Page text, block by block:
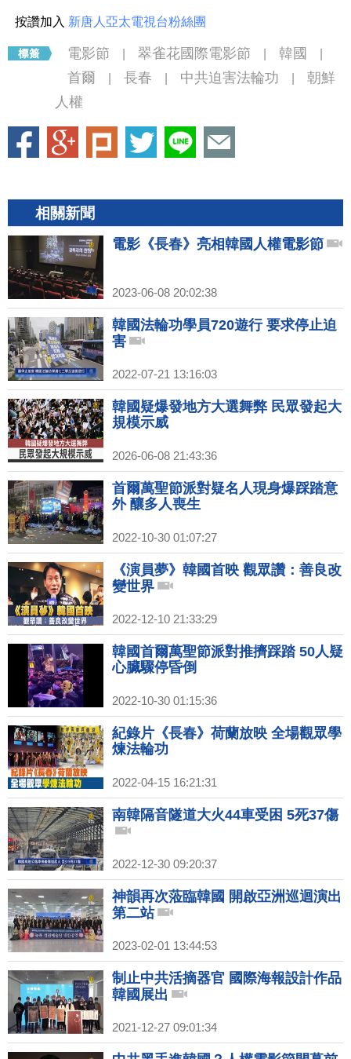
按讚加入 新唐人亞太電視台粉絲團
電影節 翠雀花國際電影節 韓國
首爾 長春 中共迫害法輪功
朝鮮
人權
相關新聞
電影《長春》亮相韓國人權電影節
2023-06-08 20:02:38
韓國法輪功學員720遊行 要求停止迫
害
2022-07-21 13:16:03
韓國疑爆發地方大選舞弊 民眾發起大
規模示威
2026-06-08 21:43:36
首爾萬聖節派對疑名人現身爆踩踏意
外 釀多人喪生
2022-10-30 01:07:27
《演員夢》韓國首映 觀眾讚：善良改
變世界
2022-12-10 21:33:29
韓國首爾萬聖節派對推擠踩踏 50人疑
心臟驟停昏倒
2022-10-30 01:15:36
紀錄片《長春》荷蘭放映 全場觀眾學
煉法輪功
2022-04-15 16:21:31
南韓隔音隧道大火44車受困 5死37傷
2022-12-30 09:20:37
神韻再次蒞臨韓國 開啟亞洲巡迴演出
第二站
2023-02-01 13:44:53
制止中共活摘器官 國際海報設計作品
韓國展出
2021-12-27 09:01:34